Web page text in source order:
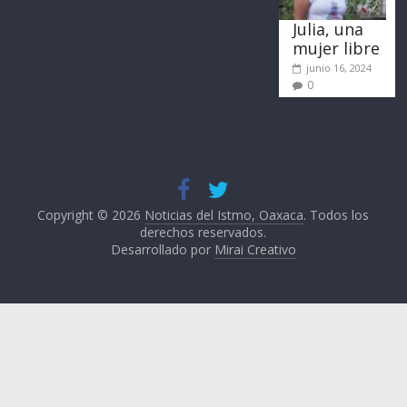
Julia, una
mujer libre
junio 16, 2024
0
Copyright © 2026 Noticias del Istmo, Oaxaca. Todos los
derechos reservados.
Desarrollado por Mirai Creativo